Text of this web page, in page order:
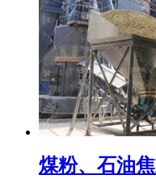
煤粉、石油